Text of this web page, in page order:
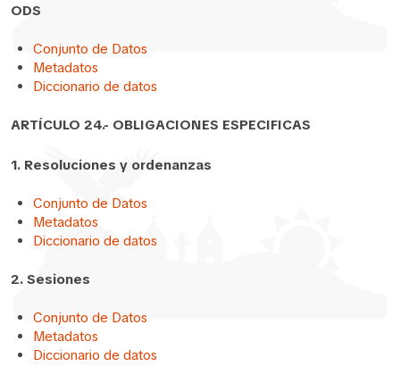
ODS
Conjunto de Datos
Metadatos
Diccionario de datos
ARTÍCULO 24.- OBLIGACIONES ESPECIFICAS
1. Resoluciones y ordenanzas
Conjunto de Datos
Metadatos
Diccionario de datos
2. Sesiones
Conjunto de Datos
Metadatos
Diccionario de datos